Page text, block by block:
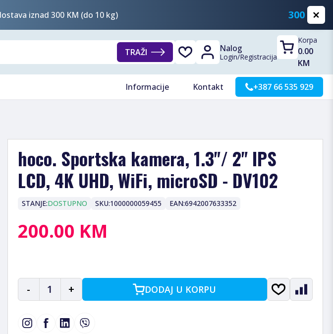
iznad 300 KM (do 10 kg) 300 KM
TRAŽI Nalog
Login/Registracija
Korpa
0.00
KM
Informacije Kontakt +387 66 535 929
hoco. Sportska kamera, 1.3"/ 2" IPS
LCD, 4K UHD, WiFi, microSD - DV102
STANJE:DOSTUPNO SKU:1000000059455 EAN:6942007633352
200.00 KM
- 1 + DODAJ U KORPU